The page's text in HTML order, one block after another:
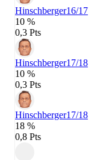
Hinschberger16/17
10 %
0,3 Pts
Hinschberger17/18
10 %
0,3 Pts
Hinschberger17/18
18 %
0,8 Pts